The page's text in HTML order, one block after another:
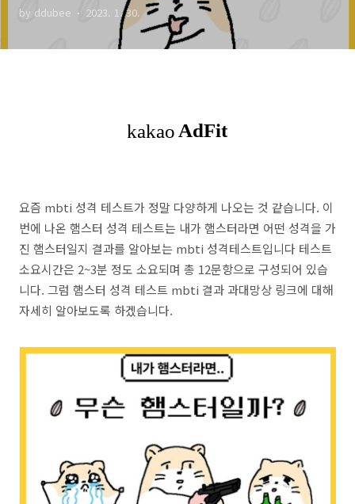
by ddubee 2023. 1. 30.
요즘 mbti 성격 테스트가 정말 다양하게 나오는 것 같습니다. 이
번에 나온 햄스터 성격 테스트는 내가 햄스터라면 어떤 성격을 가
진 햄스터일지 결과를 알아보는 mbti 성격테스트입니다 테스트
소요시간은 2~3분 정도 소요되며 총 12문항으로 구성되어 있습
니다. 그럼 햄스터 성격 테스트 mbti 결과 과대망상 링크에 대해
자세히 알아보도록 하겠습니다.